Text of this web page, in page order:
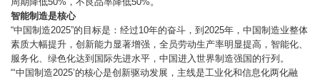
智能制造是核心
“中国制造2025”的目标是：经过10年的奋斗，到2025年，中国制造业整体
素质大幅提升，创新能力显著增强，全员劳动生产率明显提高，智能化、
服务化、绿色化达到国际先进水平，中国进入世界制造强国的行列。
“‘中国制造2025’的核心是创新驱动发展，主线是工业化和信息化两化融